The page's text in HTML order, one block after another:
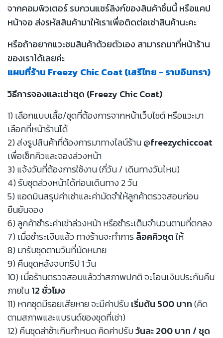
จากคอมพิวเตอร์ รบกวนแชร์ลิงก์ของสินค้าชิ้นนี้ หรือแคป
หน้าจอ ส่งรหัสสินค้ามาให้เราเพื่อติดต่อเช่าสินค้านะคะ
หรือถ้าอยากแวะชมสินค้าด้วยตัวเอง สามารถมาที่หน้าร้าน
ของเราได้เลยค่ะ
แผนที่ร้าน Freezy Chic Coat (เสรีไทย - รามอินทรา)
วิธีการจองและเช่าชุด (Freezy Chic Coat)
1) เลือกแบบเสื้อ/ชุดที่ต้องการจากหน้าเว็บไซต์ หรือแวะมา
เลือกที่หน้าร้านได้
2) ส่งรูปสินค้าที่ต้องการมาทางไลน์ร้าน@freezychiccoat
เพื่อเช็กคิวและจองล่วงหน้า
3) แจ้งวันที่ต้องการใช้งาน (กี่วัน / เดินทางวันไหน)
4) รับชุดล่วงหน้าได้ก่อนเดินทาง 2 วัน
5) แอดมินสรุปค่าเช่าและค่ามัดจำให้ลูกค้าตรวจสอบก่อน
ยืนยันจอง
6) ลูกค้าชำระค่าเช่าล่วงหน้า หรือชำระเต็มจำนวนตามที่ตกลง
7) เมื่อชำระเงินแล้ว ทางร้านจะทำการล็อคคิวชุดให้
8) มารับชุดตามวันที่นัดหมาย
9) คืนชุดหลังจบทริป 1 วัน
10) เมื่อร้านตรวจสอบแล้วว่าสภาพปกติ จะโอนเงินประกันคืน
ภายใน12 ชั่วโมง
11) หากชุดมีรอยเสียหาย จะมีค่าปรับเริ่มต้น 500 บาท(คิด
ตามสภาพและแบรนด์ของชุดที่เช่า)
12) คืนชุดล่าช้าเกินกำหนด คิดค่าปรับวันละ 200 บาท / ชุด